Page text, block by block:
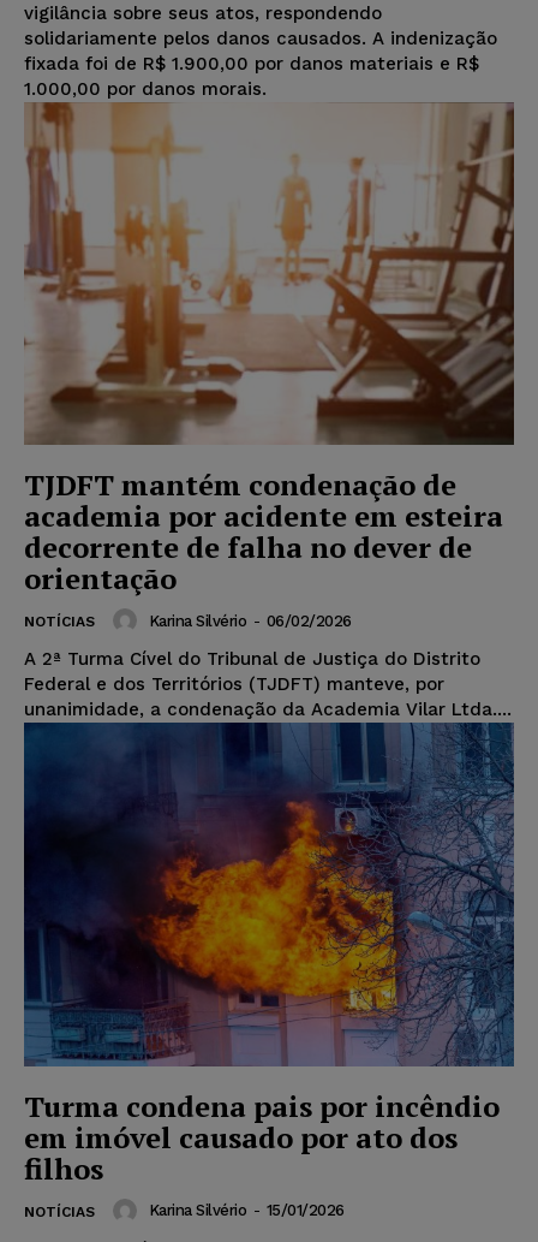
vigilância sobre seus atos, respondendo
solidariamente pelos danos causados. A indenização
fixada foi de R$ 1.900,00 por danos materiais e R$
1.000,00 por danos morais.
TJDFT mantém condenação de
academia por acidente em esteira
decorrente de falha no dever de
orientação
NOTÍCIAS Karina Silvério - 06/02/2026
A 2ª Turma Cível do Tribunal de Justiça do Distrito
Federal e dos Territórios (TJDFT) manteve, por
unanimidade, a condenação da Academia Vilar Ltda....
Turma condena pais por incêndio
em imóvel causado por ato dos
filhos
NOTÍCIAS Karina Silvério - 15/01/2026